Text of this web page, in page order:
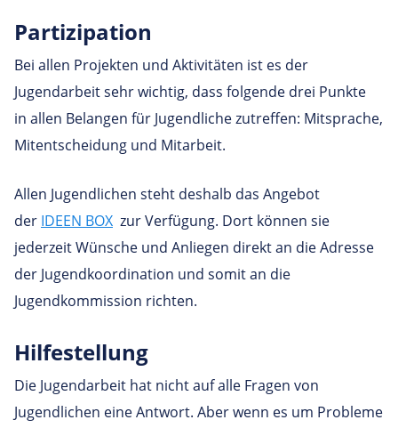
Partizipation
Bei allen Projekten und Aktivitäten ist es der
Jugendarbeit sehr wichtig, dass folgende drei Punkte
in allen Belangen für Jugendliche zutreffen: Mitsprache,
Mitentscheidung und Mitarbeit.
Allen Jugendlichen steht deshalb das Angebot
der IDEEN BOX zur Verfügung. Dort können sie
jederzeit Wünsche und Anliegen direkt an die Adresse
der Jugendkoordination und somit an die
Jugendkommission richten.
Hilfestellung
Die Jugendarbeit hat nicht auf alle Fragen von
Jugendlichen eine Antwort. Aber wenn es um Probleme